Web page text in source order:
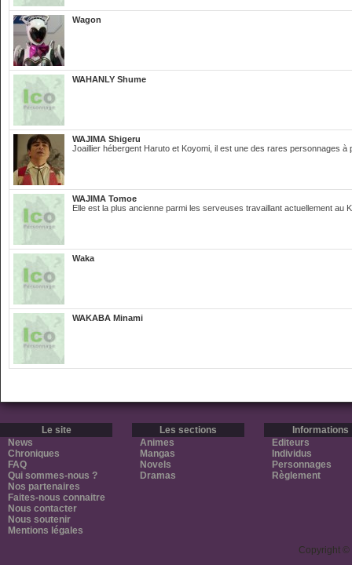
Wagon
WAHANLY Shume
WAJIMA Shigeru
Joaillier hébergent Haruto et Koyomi, il est une des rares personnages
WAJIMA Tomoe
Elle est la plus ancienne parmi les serveuses travaillant actuellement au
Waka
WAKABA Minami
Le site
News
Chroniques
FAQ
Qui sommes-nous ?
Nos partenaires
Faites-nous connaitre
Nous contacter
Nous soutenir
Mentions légales
Les sections
Animes
Mangas
Novels
Dramas
Informations
Editeurs
Individus
Personnages
Règlement
Copyright ©